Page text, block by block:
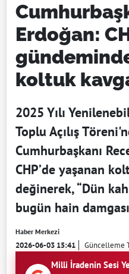
Erdoğan:
koltuk
2025 Yılı
Toplu Açılış
Cumhurbaşkanı
CHP’de yaşanan
değinerek, “Dün
bugün hain
Haber Merkezi
2026-06-03 15:41 Güncelleme
Milli İradenin Sesi